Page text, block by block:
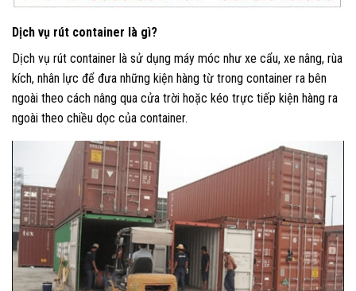
Dịch vụ rút container là gì?
Dịch vụ rút container là sử dụng máy móc như xe cẩu, xe nâng, rùa
kích, nhân lực để đưa những kiện hàng từ trong container ra bên
ngoài theo cách nâng qua cửa trời hoặc kéo trực tiếp kiện hàng ra
ngoài theo chiều dọc của container.